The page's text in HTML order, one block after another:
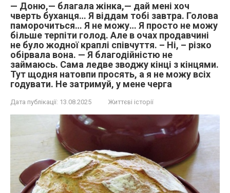
— Доню,— благала жінка,— дай мені хоч
чверть буханця… Я віддам тобі завтра. Голова
паморочиться… Я не можу… Я просто не можу
більше терпіти голод. Але в очах продавчині
не було жодної краплі співчуття. – Ні, – різко
обірвала вона. — Я благодійністю не
займаюсь. Сама ледве зводжу кінці з кінцями.
Тут щодня натовпи просять, а я не можу всіх
годувати. Не затримуй, у мене черга
Дата публікації: 13.08.2025 Життєві історії